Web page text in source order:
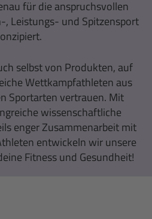
für die anspruchsvollen
Leistungs- und Spitzensport
selbst von Produkten, auf
Wettkampfathleten aus
Sportarten vertrauen. Mit
wissenschaftliche
enger Zusammenarbeit mit
entwickeln wir unsere
Fitness und Gesundheit!